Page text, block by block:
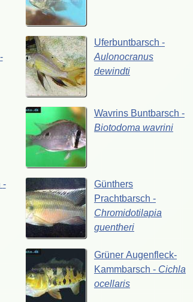
-
Uferbuntbarsch -
Aulonocranus
dewindti
Wavrins Buntbarsch -
Biotodoma wavrini
-
Günthers
Prachtbarsch -
Chromidotilapia
guentheri
Grüner Augenfleck-
Kammbarsch - Cichla
ocellaris